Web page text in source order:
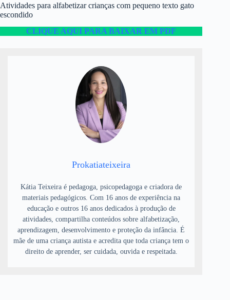
Atividades para alfabetizar crianças com pequeno texto gato
escondido
CLIQUE AQUI PARA BAIXAR EM PDF
Prokatiateixeira
Kátia Teixeira é pedagoga, psicopedagoga e criadora de
materiais pedagógicos. Com 16 anos de experiência na
educação e outros 16 anos dedicados à produção de
atividades, compartilha conteúdos sobre alfabetização,
aprendizagem, desenvolvimento e proteção da infância. É
mãe de uma criança autista e acredita que toda criança tem o
direito de aprender, ser cuidada, ouvida e respeitada.